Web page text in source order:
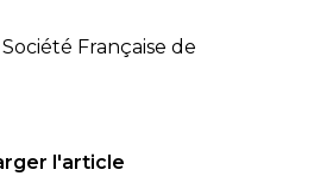
Française de
l'article